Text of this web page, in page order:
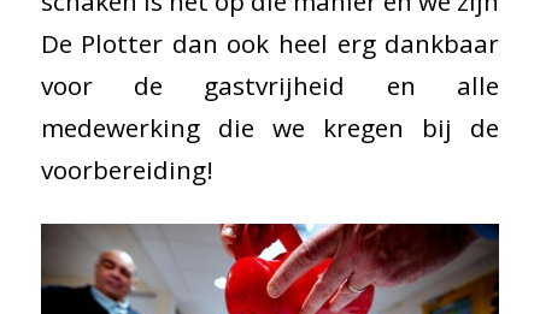
De Plotter dan ook heel erg dankbaar
voor de gastvrijheid en alle
medewerking die we kregen bij de
voorbereiding!